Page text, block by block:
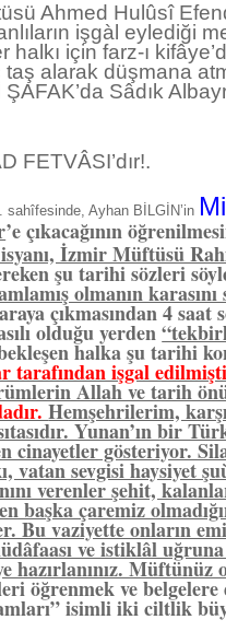
Ahmed Hulûsî
işgàl eylediği
halkı için farz-ı
alarak düşmana
Sâdık
FETVÂSI’dır!.
sahîfesinde, Ayhan BİLGİN’in
’e çıkacağının
İzmir Müftüsü
şu tarihi sözleri
olmanın
çıkmasından 4 saat
olduğu yerden
halka şu tarihi
tarafından işgal
Allah ve tarih
Hemşehrilerim,
Yunan’ın bir
gösteriyor.
vatan sevgisi haysiyet
verenler şehit,
başka çaremiz
vaziyette onların
ve istiklâl
hazırlanınız.
öğrenmek ve
isimli iki ciltlik